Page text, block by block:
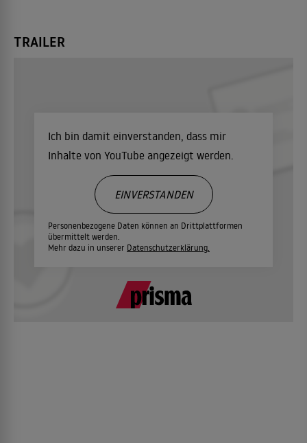
TRAILER
Ich bin damit einverstanden, dass mir
Inhalte von YouTube angezeigt werden.
Personenbezogene Daten können an Drittplattformen
übermittelt werden.
Mehr dazu in unserer Datenschutzerklärung.
EINVERSTANDEN